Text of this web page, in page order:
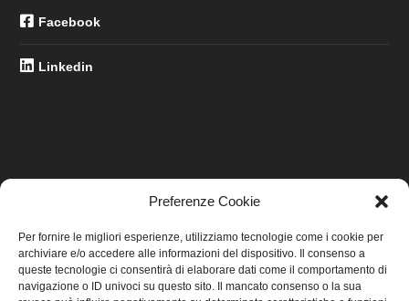
Preferenze Cookie
Per fornire le migliori esperienze, utilizziamo tecnologie come i cookie per
archiviare e/o accedere alle informazioni del dispositivo. Il consenso a
queste tecnologie ci consentirà di elaborare dati come il comportamento di
navigazione o ID univoci su questo sito. Il mancato consenso o la sua
Facebook
Linkedin
Home